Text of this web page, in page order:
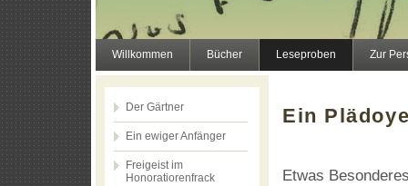
Willkommen Bücher Leseproben Zur
Der Gärtner
Ein ewiger Anfänger
Freigeist im
Honoratiorenfrack
Ein
Etwas